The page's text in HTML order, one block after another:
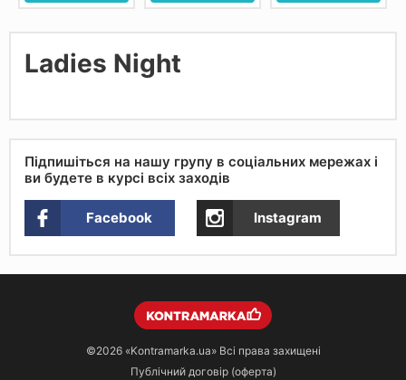
Ladies Night
Підпишіться на нашу групу в соціальних мережах і
ви будете в курсі всіх заходів
Facebook Instagram
©2026 «Kontramarka.ua»Всі права захищені
Публічний договір (оферта)